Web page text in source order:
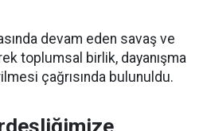
devam eden savaş ve
toplumsal birlik, dayanışma
çağrısında bulunuldu.